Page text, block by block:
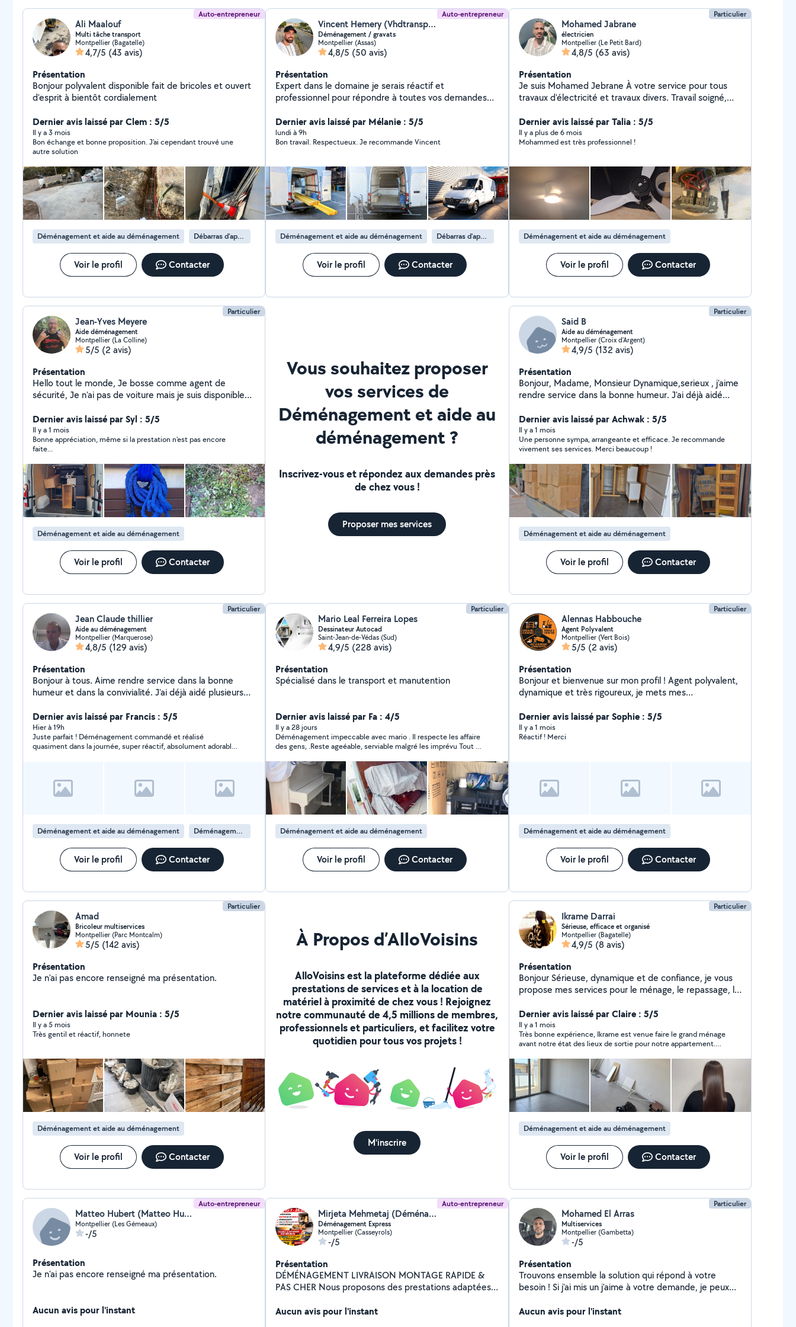
Auto-entrepreneur
Ali Maalouf
Multi tâche transport
Montpellier (Bagatelle)
4,7/5 (43 avis)
Présentation
Bonjour polyvalent disponible fait de bricoles et ouvert
d'esprit à bientôt cordialement
Dernier avis laissé par Clem : 5/5
Il y a 3 mois
Bon échange et bonne proposition. J'ai cependant trouvé une
autre solution
Déménagement et aide au déménagement Débarras d'appartement
Voir le profil Contacter
Auto-entrepreneur
Vincent Hemery (Vhdtransport)
Déménagement / gravats
Montpellier (Assas)
4,8/5 (50 avis)
Présentation
Expert dans le domaine je serais réactif et
professionnel pour répondre à toutes vos demandes
Dernier avis laissé par Mélanie : 5/5
lundi à 9h
Bon travail. Respectueux. Je recommande Vincent
Déménagement et aide au déménagement Débarras d'appartement
Voir le profil Contacter
Particulier
Mohamed Jabrane
électricien
Montpellier (Le Petit Bard)
4,8/5 (63 avis)
Présentation
Je suis Mohamed Jebrane À votre service pour tous
travaux d'électricité et travaux divers. Travail soigné,
Dernier avis laissé par Talia : 5/5
Il y a plus de 6 mois
Mohammed est très professionnel !
Déménagement et aide au déménagement
Voir le profil Contacter
Particulier
Jean-Yves Meyere
Aide déménagement
Montpellier (La Colline)
5/5 (2 avis)
Présentation
Hello tout le monde, Je bosse comme agent de
sécurité, Je n'ai pas de voiture mais je suis disponible
avec plaisir que je vous aiderai à déménager. je n'ai
aucun problème pour porter des charges lourdes. je
suis également photographe amateur, je pratique
quelques danses : le rock, bachata, west coast swing, à
bientôt, au plaisir de vous croiser a l'occasion ;)
Dernier avis laissé par Syl : 5/5
Il y a 1 mois
Bonne appréciation, même si la prestation n'est pas encore
faite...
Déménagement et aide au déménagement
Voir le profil Contacter
Vous souhaitez proposer
vos services de
Déménagement et aide au
déménagement ?
Inscrivez-vous et répondez aux demandes près
de chez vous !
Proposer mes services
Particulier
Said B
Aide au déménagement
Montpellier (Croix d'Argent)
4,9/5 (132 avis)
Présentation
Bonjour, Madame, Monsieur Dynamique,serieux , j'aime
rendre service dans la bonne humeur. J'ai déjà aidé
tâches. J'ai l'habitude, bonne expérience dans ce
domaine de déménagement (machine a laver, canapé,
et tous genres j ai un diable qui peut servir) Aide
polyvalente que ce soit pour demonter ou remonter
des meubles, je m'adapte à vos besoins, Pour toutes
questions n'hésitez pas à me contacter.
Dernier avis laissé par Achwak : 5/5
Il y a 1 mois
Une personne sympa, arrangeante et efficace. Je recommande
vivement ses services. Merci beaucoup !
Déménagement et aide au déménagement
Voir le profil Contacter
Particulier
Jean Claude thillier
Aide au déménagement
Montpellier (Marquerose)
4,8/5 (129 avis)
Présentation
Bonjour à tous. Aime rendre service dans la bonne
humeur et dans la convivialité. J'ai déjà aidé plusieurs
déménagement est mon domaine (machines à laver,
canapés, sommiers, matelas, meubles en tous genres)
. J'ai un diable qui peut bien servir et qui peut s'avérer
utile pour les cartons et les électroménagers . j'ai aussi
manutention et livraisons . N'hésitez pas à me
contacter pour vous aider à déménager pour tous
livraisons . Je suis là aussi pour vous aider dans divers
tâches de manutentions . Je suis équipé . Jean Claude
Dernier avis laissé par Francis : 5/5
Hier à 19h
Juste parfait ! Déménagement commandé et réalisé
quasiment dans la journée, super réactif, absolument adorable
Déménagement et aide au déménagement Déménagement de maison
Voir le profil Contacter
Particulier
Mario Leal Ferreira Lopes
Dessinateur Autocad
Saint-Jean-de-Védas (Sud)
4,9/5 (228 avis)
Présentation
Spécialisé dans le transport et manutention
Dernier avis laissé par Fa : 4/5
Il y a 28 jours
Déménagement impeccable avec mario . Il respecte les affaire
des gens, .Reste ageéable, serviable malgré les imprévu Tout s
Déménagement et aide au déménagement
Voir le profil Contacter
Particulier
Alennas Habbouche
Agent Polyvalent
Montpellier (Vert Bois)
5/5 (2 avis)
Présentation
Bonjour et bienvenue sur mon profil ! Agent polyvalent,
dynamique et très rigoureux, je mets mes
disposition pour vous faciliter le quotidien. Grâce à
mon expérience professionnelle, j'ai développé une
grande adaptabilité et le goût du travail bien fait.
Dernier avis laissé par Sophie : 5/5
Il y a 1 mois
Réactif ! Merci
Déménagement et aide au déménagement
Voir le profil Contacter
Particulier
Amad
Bricoleur multiservices
Montpellier (Parc Montcalm)
5/5 (142 avis)
Présentation
Je n'ai pas encore renseigné ma présentation.
Dernier avis laissé par Mounia : 5/5
Il y a 5 mois
Très gentil et réactif, honnete
Déménagement et aide au déménagement
Voir le profil Contacter
À Propos d’AlloVoisins
AlloVoisins est la plateforme dédiée aux
prestations de services et à la location de
matériel à proximité de chez vous ! Rejoignez
notre communauté de 4,5 millions de membres,
professionnels et particuliers, et facilitez votre
quotidien pour tous vos projets !
M'inscrire
Particulier
Ikrame Darrai
Sérieuse, efficace et organisé
Montpellier (Bagatelle)
4,9/5 (8 avis)
Présentation
Bonjour Sérieuse, dynamique et de confiance, je vous
propose mes services pour le ménage, le repassage, le
montage de meubles et les petits travaux de peinture.
Je travaille avec soin et bonne humeur pour vous
faciliter le quotidien. N'hésitez pas à me contacter !
Dernier avis laissé par Claire : 5/5
Il y a 1 mois
Très bonne expérience, Ikrame est venue faire le grand ménage
avant notre état des lieux de sortie pour notre appartement.
beaucoup !
Déménagement et aide au déménagement
Voir le profil Contacter
Auto-entrepreneur
Matteo Hubert (Matteo Hubert)
Montpellier (Les Gémeaux)
-/5
Présentation
Je n'ai pas encore renseigné ma présentation.
Aucun avis pour l'instant
Auto-entrepreneur
Mirjeta Mehmetaj (Déménagement Express)
Déménagement Express
Montpellier (Casseyrols)
-/5
Présentation
DÉMÉNAGEMENT LIVRAISON MONTAGE RAPIDE &
PAS CHER Nous proposons des prestations adaptées
toutes distances Déménagement urgent Manutention
Aucun avis pour l'instant
Particulier
Mohamed El Arras
Multiservices
Montpellier (Gambetta)
-/5
Présentation
Trouvons ensemble la solution qui répond à votre
besoin ! Si j'ai mis un j'aime à votre demande, je peux
m'envoyer un message (mon abonnement ne couvre
Aucun avis pour l'instant